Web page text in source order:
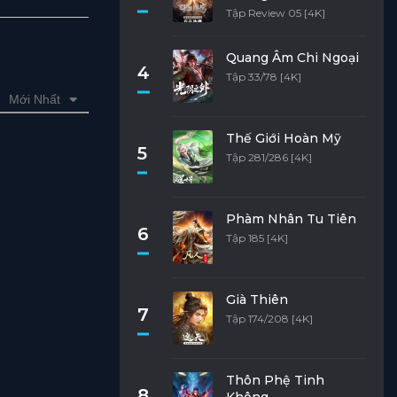
Mới Nhất
Tập Review 05 [4K]
4
Quang Âm Chi Ngoại
Tập 33/78 [4K]
5
Thế Giới Hoàn Mỹ
Tập 281/286 [4K]
6
Phàm Nhân Tu Tiên
Tập 185 [4K]
7
Già Thiên
Tập 174/208 [4K]
Thôn Phệ Tinh